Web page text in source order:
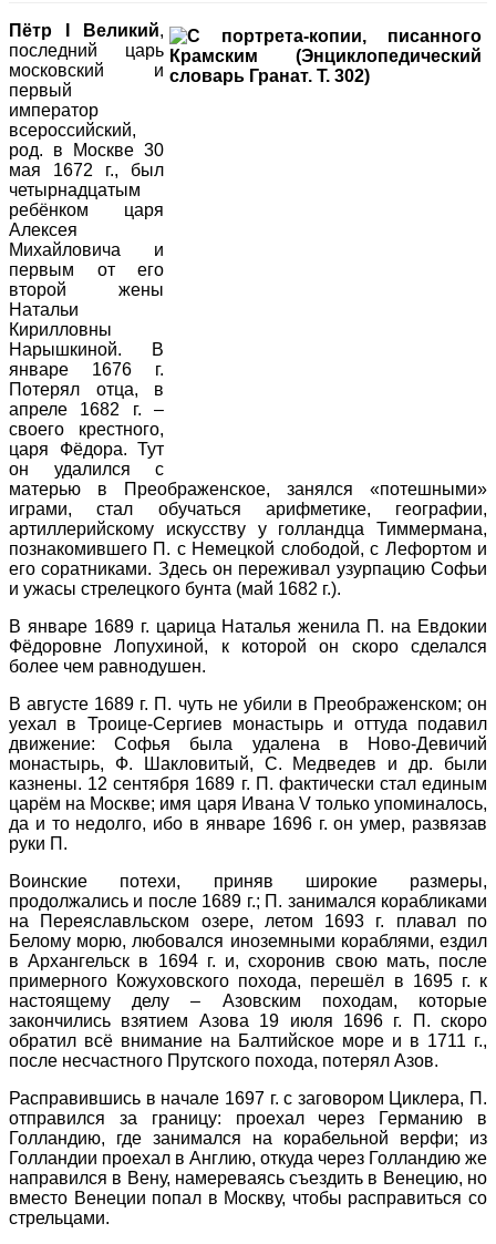
Пётр I Великий,
последний царь
московский и
первый
император
всероссийский,
род. в Москве 30
мая 1672 г., был
четырнадцатым
ребёнком царя
Алексея
Михайловича и
первым от его
второй жены
Натальи
Кирилловны
Нарышкиной. В
январе 1676 г.
Потерял отца, в
апреле 1682 г. –
своего крестного,
царя Фёдора. Тут
он удалился с
матерью в Преображенское, занялся «потешными»
играми, стал обучаться арифметике, географии,
артиллерийскому искусству у голландца Тиммермана,
познакомившего П. с Немецкой слободой, с Лефортом и
его соратниками. Здесь он переживал узурпацию Софьи
и ужасы стрелецкого бунта (май 1682 г.).
В январе 1689 г. царица Наталья женила П. на Евдокии
Фёдоровне Лопухиной, к которой он скоро сделался
более чем равнодушен.
В августе 1689 г. П. чуть не убили в Преображенском; он
уехал в Троице-Сергиев монастырь и оттуда подавил
движение: Софья была удалена в Ново-Девичий
монастырь, Ф. Шакловитый, С. Медведев и др. были
казнены. 12 сентября 1689 г. П. фактически стал единым
царём на Москве; имя царя Ивана V только упоминалось,
да и то недолго, ибо в январе 1696 г. он умер, развязав
руки П.
Воинские потехи, приняв широкие размеры,
продолжались и после 1689 г.; П. занимался корабликами
на Переяславльском озере, летом 1693 г. плавал по
Белому морю, любовался иноземными кораблями, ездил
в Архангельск в 1694 г. и, схоронив свою мать, после
примерного Кожуховского похода, перешёл в 1695 г. к
настоящему делу – Азовским походам, которые
закончились взятием Азова 19 июля 1696 г. П. скоро
обратил всё внимание на Балтийское море и в 1711 г.,
после несчастного Прутского похода, потерял Азов.
Расправившись в начале 1697 г. с заговором Циклера, П.
отправился за границу: проехал через Германию в
Голландию, где занимался на корабельной верфи; из
Голландии проехал в Англию, откуда через Голландию же
направился в Вену, намереваясь съездить в Венецию, но
вместо Венеции попал в Москву, чтобы расправиться со
стрельцами.